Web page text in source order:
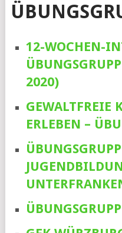
12-WOCHEN-
2020)
GEWALTFREIE
ERLEBEN –